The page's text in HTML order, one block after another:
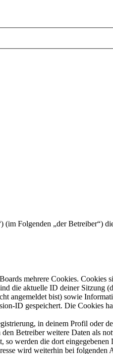
Folgenden „der Betreiber“)
mehrere Cookies.
die aktuelle ID deiner Sitzung
angemeldet bist) sowie
ID gespeichert. Die Cookies
in deinem Profil oder
Betreiber weitere Daten als
werden die dort
wird weiterhin bei